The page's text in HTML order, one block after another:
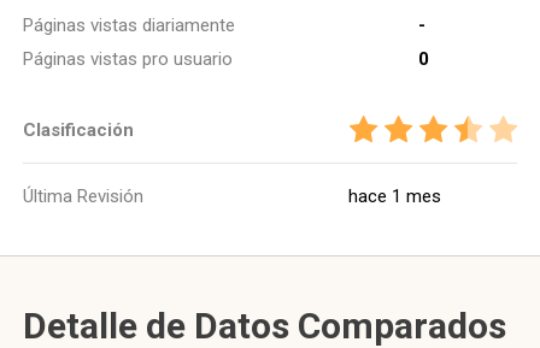
Páginas vistas diariamente
-
Páginas vistas pro usuario
0
Clasificación
Última Revisión hace 1 mes
Detalle de Datos Comparados